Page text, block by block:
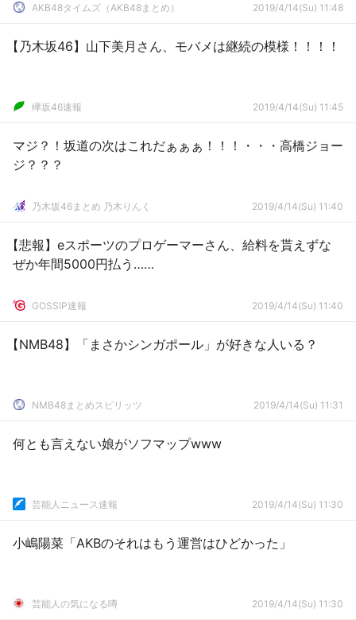
AKB48タイムズ（AKB48まとめ） 2019/4/14(Su) 11:48
【乃木坂46】山下美月さん、モバメは継続の模様！！！！
欅坂46速報 2019/4/14(Su) 11:45
マジ？！坂道の次はこれだぁぁぁ！！！・・・高橋ジョー
ジ？？？
乃木坂46まとめ 乃木りんく 2019/4/14(Su) 11:40
【悲報】eスポーツのプロゲーマーさん、給料を貰えずな
ぜか年間5000円払う……
GOSSIP速報 2019/4/14(Su) 11:40
【NMB48】「まさかシンガポール」が好きな人いる？
NMB48まとめスピリッツ 2019/4/14(Su) 11:31
何とも言えない娘がソフマップwww
芸能人ニュース速報 2019/4/14(Su) 11:30
小嶋陽菜「AKBのそれはもう運営はひどかった」
芸能人の気になる噂 2019/4/14(Su) 11:30